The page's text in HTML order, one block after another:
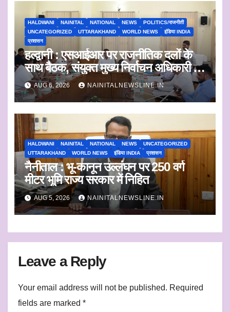
HALDWANI NAINITAL NATIONAL NEWS
POLITICS/राजनीती
UNCATEGORIZED
UTTARAKHAND WORLD NEWS
इंडिया INDIA
प्रशासन
हल्द्वानी : एसआईआर पर राजनीतिक दलों के
साथ बैठक, संयुक्त मुख्य निर्वाचन अधिकारी ने
सुनी आपत्तियां
AUG 6, 2026 NAINITALNEWSLINE.IN
HALDWANI NAINITAL NATIONAL NEWS
UNCATEGORIZED
UTTARAKHAND
WORLD NEWS इंडिया INDIA प्रशासन
नैनीताल : भू-कानून उल्लंघन पर 250 वर्ग
मीटर भूमि राज्य सरकार में निहित
AUG 5, 2026 NAINITALNEWSLINE.IN
Leave a Reply
Your email address will not be published. Required
fields are marked *